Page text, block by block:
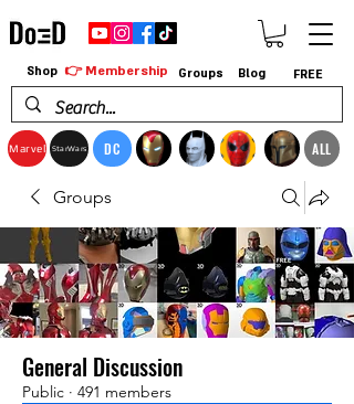
Marvel StarWars DC ALL
Shop 👉 Membership Groups Blog FREE
Groups
General Discussion
Public · 491 members